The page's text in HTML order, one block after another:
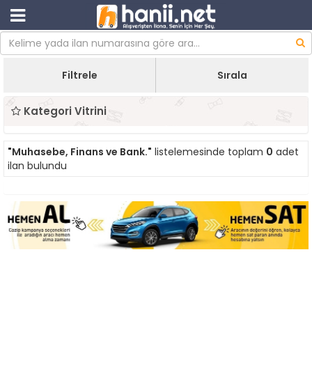
Filtrele Sırala
Kategori Vitrini
"Muhasebe, Finans ve Bank." listelemesinde toplam 0 adet
ilan bulundu